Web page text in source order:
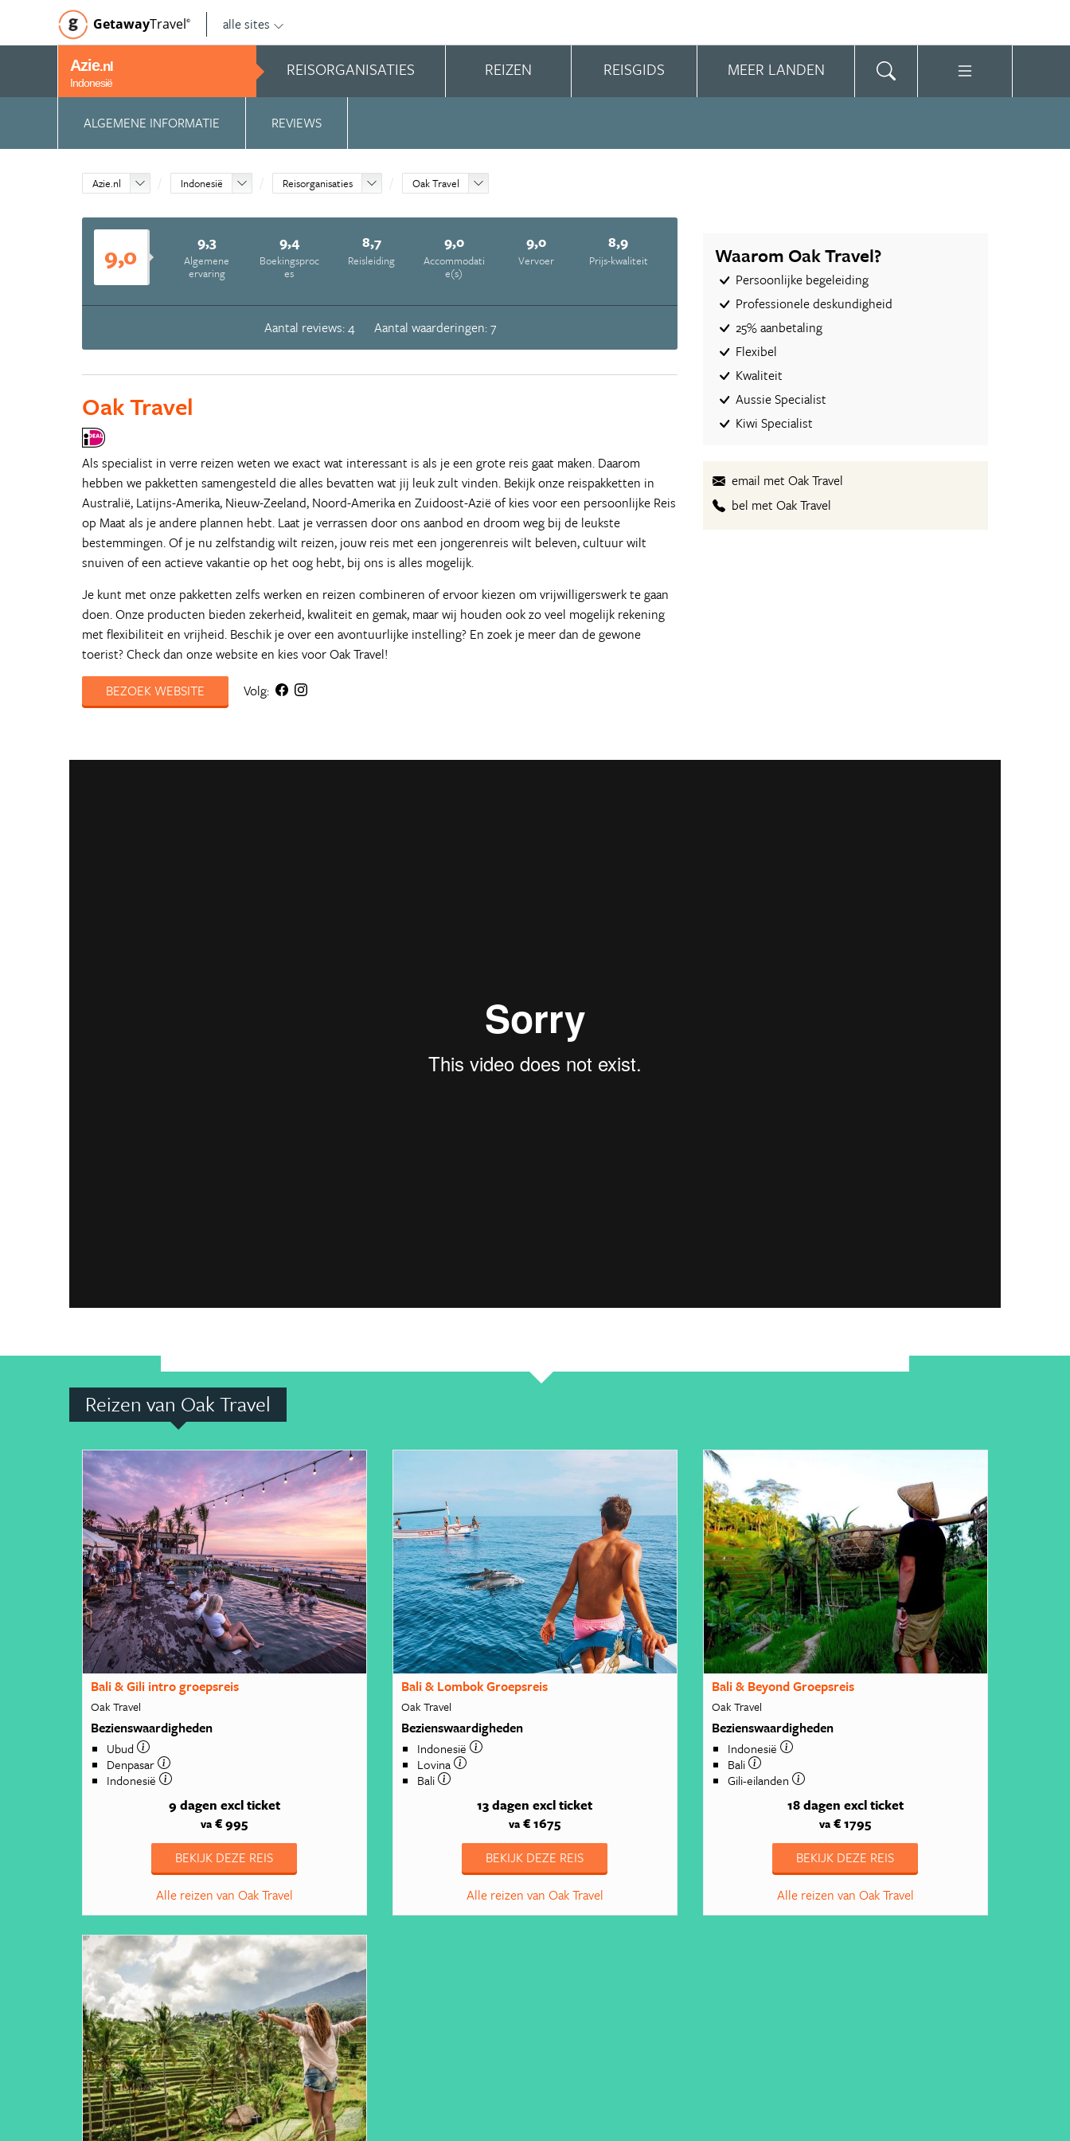
GetawayTravel© alle sites
Azie.nl
Indonesië
REISORGANISATIES REIZEN REISGIDS MEER LANDEN
ALGEMENE INFORMATIE REVIEWS
Azie.nl Indonesië Reisorganisaties Oak Travel
9,0 9,3
Algemene
ervaring
9,4
Boekingsproc
es
8,7
Reisleiding
9,0
Accommodati
e(s)
9,0
Vervoer
8,9
Prijs-kwaliteit
Aantal reviews: 4 Aantal waarderingen: 7
Oak Travel
Als specialist in verre reizen weten we exact wat interessant is als je een grote reis gaat maken. Daarom
hebben we pakketten samengesteld die alles bevatten wat jij leuk zult vinden. Bekijk onze reispakketten in
Australië, Latijns-Amerika, Nieuw-Zeeland, Noord-Amerika en Zuidoost-Azië of kies voor een persoonlijke Reis
op Maat als je andere plannen hebt. Laat je verrassen door ons aanbod en droom weg bij de leukste
bestemmingen. Of je nu zelfstandig wilt reizen, jouw reis met een jongerenreis wilt beleven, cultuur wilt
snuiven of een actieve vakantie op het oog hebt, bij ons is alles mogelijk.
Je kunt met onze pakketten zelfs werken en reizen combineren of ervoor kiezen om vrijwilligerswerk te gaan
doen. Onze producten bieden zekerheid, kwaliteit en gemak, maar wij houden ook zo veel mogelijk rekening
met flexibiliteit en vrijheid. Beschik je over een avontuurlijke instelling? En zoek je meer dan de gewone
toerist? Check dan onze website en kies voor Oak Travel!
BEZOEK WEBSITE
Volg:
Waarom Oak Travel?
Persoonlijke begeleiding
Professionele deskundigheid
25% aanbetaling
Flexibel
Kwaliteit
Aussie Specialist
Kiwi Specialist
email met Oak Travel
bel met Oak Travel
Reizen van Oak Travel
Bali & Gili intro groepsreis
Oak Travel
Bezienswaardigheden
Ubud
Denpasar
Indonesië
9 dagen excl ticket
va € 995
BEKIJK DEZE REIS
Alle reizen van Oak Travel
Bali & Lombok Groepsreis
Oak Travel
Bezienswaardigheden
Indonesië
Lovina
Bali
13 dagen excl ticket
va € 1675
BEKIJK DEZE REIS
Alle reizen van Oak Travel
Bali & Beyond Groepsreis
Oak Travel
Bezienswaardigheden
Indonesië
Bali
Gili-eilanden
18 dagen excl ticket
va € 1795
BEKIJK DEZE REIS
Alle reizen van Oak Travel